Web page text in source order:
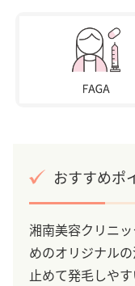
おすすめポ
湘南美容クリニ
めのオリジナル
止めて発毛しやす